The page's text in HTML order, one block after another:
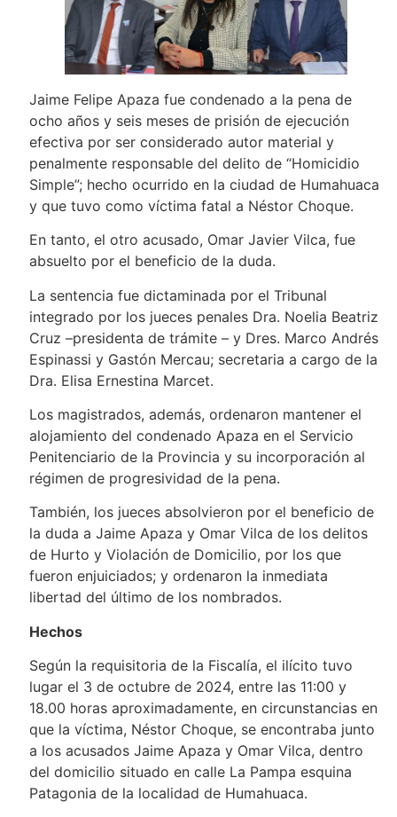
Jaime Felipe Apaza fue condenado a la pena de
ocho años y seis meses de prisión de ejecución
efectiva por ser considerado autor material y
penalmente responsable del delito de “Homicidio
Simple”; hecho ocurrido en la ciudad de Humahuaca
y que tuvo como víctima fatal a Néstor Choque.
En tanto, el otro acusado, Omar Javier Vilca, fue
absuelto por el beneficio de la duda.
La sentencia fue dictaminada por el Tribunal
integrado por los jueces penales Dra. Noelia Beatriz
Cruz –presidenta de trámite – y Dres. Marco Andrés
Espinassi y Gastón Mercau; secretaria a cargo de la
Dra. Elisa Ernestina Marcet.
Los magistrados, además, ordenaron mantener el
alojamiento del condenado Apaza en el Servicio
Penitenciario de la Provincia y su incorporación al
régimen de progresividad de la pena.
También, los jueces absolvieron por el beneficio de
la duda a Jaime Apaza y Omar Vilca de los delitos
de Hurto y Violación de Domicilio, por los que
fueron enjuiciados; y ordenaron la inmediata
libertad del último de los nombrados.
Hechos
Según la requisitoria de la Fiscalía, el ilícito tuvo
lugar el 3 de octubre de 2024, entre las 11:00 y
18.00 horas aproximadamente, en circunstancias en
que la víctima, Néstor Choque, se encontraba junto
a los acusados Jaime Apaza y Omar Vilca, dentro
del domicilio situado en calle La Pampa esquina
Patagonia de la localidad de Humahuaca.